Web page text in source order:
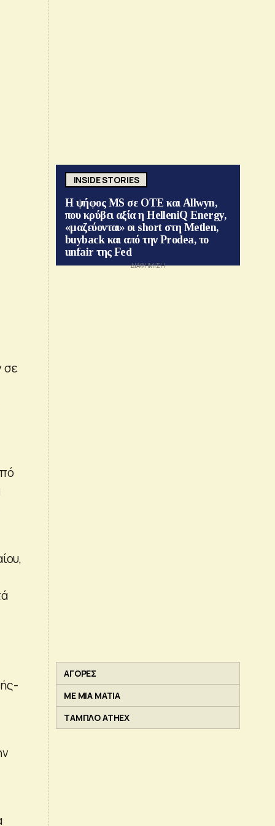
σε
INSIDE STORIES
Η ψήφος MS σε ΟΤΕ και Allwyn,
που κρύβει αξία η HelleniQ Energy,
«μαζεύονται» οι short στη Metlen,
buyback και από την Prodea, το
unfair της Fed
ΑΓΟΡΕΣ
ΜΕ ΜΙΑ ΜΑΤΙΑ
ΤΑΜΠΛΟ ATHEX